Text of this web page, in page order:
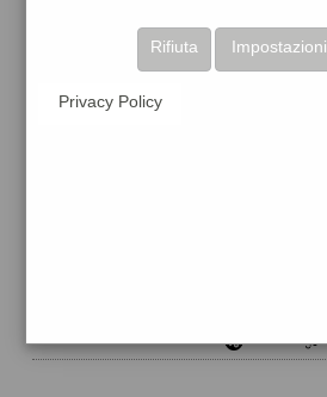
cielo
sereno
Impostazioni
Rifiuta
Privacy Policy